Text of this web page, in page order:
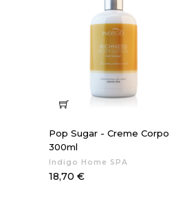
Pop Sugar - Creme Corpo
300ml
Indigo Home SPA
Preço
18,70 €